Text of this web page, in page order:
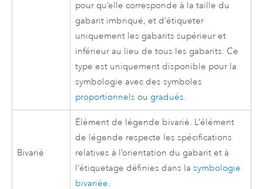
pour qu’elle corresponde à la taille du
gabarit imbriqué, et d’étiqueter
uniquement les gabarits supérieur et
inférieur au lieu de tous les gabarits. Ce
type est uniquement disponible pour la
symbologie avec des symboles
proportionnels ou gradués.
Bivarié
Élément de légende bivarié. L’élément
de légende respecte les spécifications
relatives à l’orientation du gabarit et à
l’étiquetage définies dans lasymbologie
bivariée.